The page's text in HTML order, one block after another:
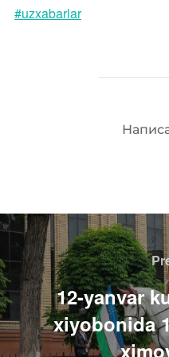
#uzxabarlar
Навигация
по
записям12-yanvar
xiyobonida